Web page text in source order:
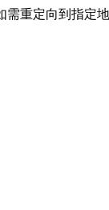
重定向到指定